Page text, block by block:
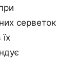
серветок